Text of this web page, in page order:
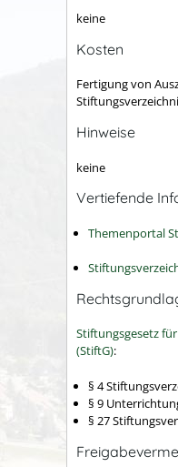
keine
Kosten
Fertigung von
Hinweise
keine
Vertiefende
Themenportal
Stiftungsgesetz
(StiftG):
§ 4
§ 9
§ 27